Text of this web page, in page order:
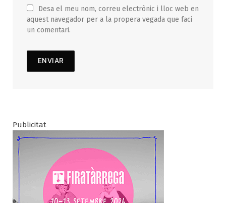
Desa el meu nom, correu electrònic i lloc web en
aquest navegador per a la propera vegada que faci
un comentari.
Publicitat